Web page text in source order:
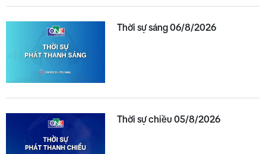
Thời sự sáng 06/8/2026
Thời sự chiều 05/8/2026